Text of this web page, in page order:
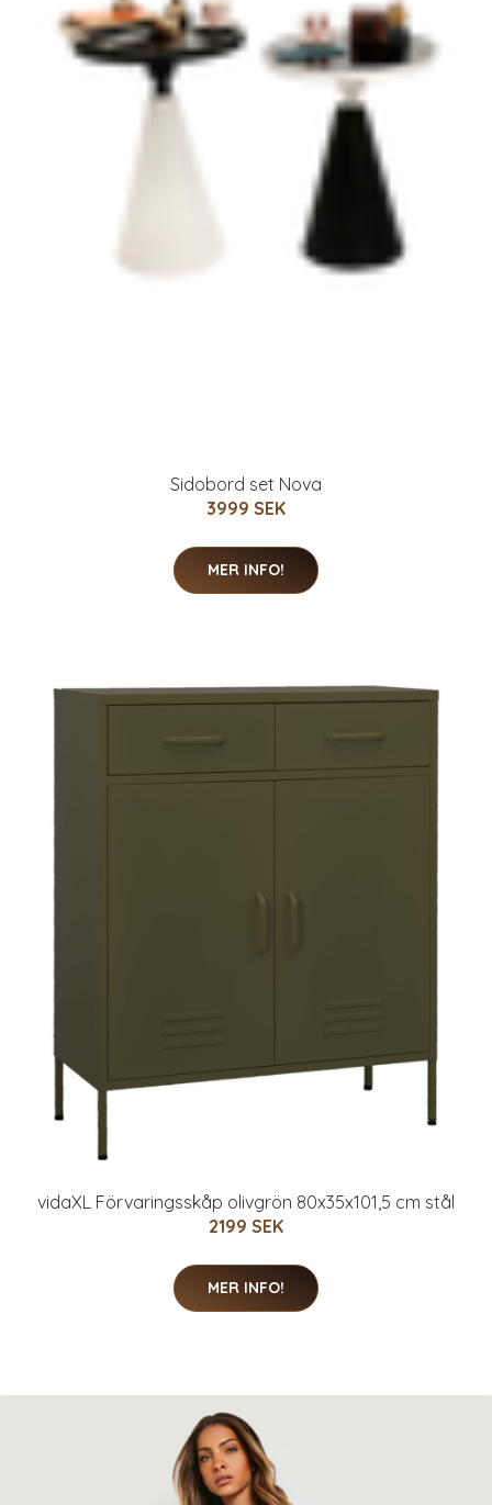
Sidobord set Nova
3999 SEK
MER INFO!
vidaXL Förvaringsskåp olivgrön 80x35x101,5 cm stål
2199 SEK
MER INFO!